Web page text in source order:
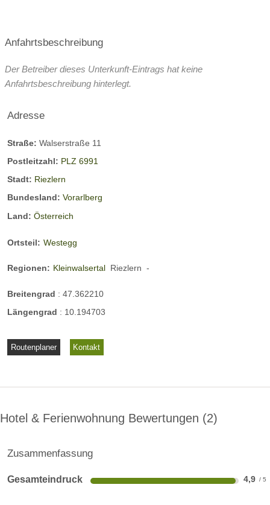
Anfahrtsbeschreibung
Der Betreiber dieses Unterkunft-Eintrags hat keine
Anfahrtsbeschreibung hinterlegt.
Adresse
Straße: Walserstraße 11
Postleitzahl: PLZ 6991
Stadt: Riezlern
Bundesland: Vorarlberg
Land: Österreich
Ortsteil: Westegg
Regionen: Kleinwalsertal Riezlern -
Breitengrad : 47.362210
Längengrad : 10.194703
Routenplaner Kontakt
Hotel & Ferienwohnung Bewertungen 2
Zusammenfassung
Gesamteindruck 4,9